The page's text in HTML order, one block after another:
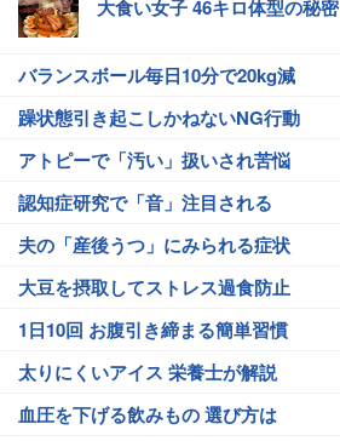
大食い女子 46キロ体型の秘密
バランスボール毎日10分で20kg減
躁状態引き起こしかねないNG行動
アトピーで「汚い」扱いされ苦悩
認知症研究で「音」注目される
夫の「産後うつ」にみられる症状
大豆を摂取してストレス過食防止
1日10回 お腹引き締まる簡単習慣
太りにくいアイス 栄養士が解説
血圧を下げる飲みもの 選び方は